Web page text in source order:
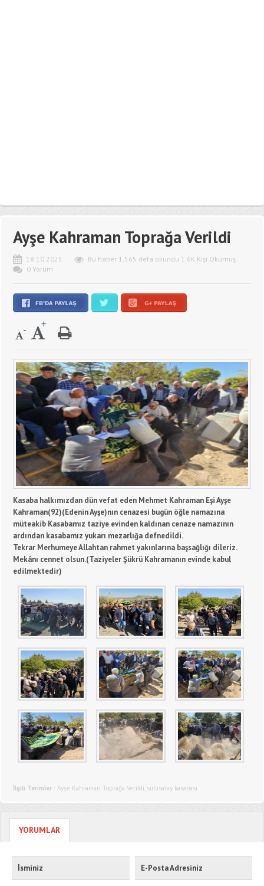
Ayşe Kahraman Toprağa Verildi
18.10.2025
Bu haber 1.565 defa okundu 1.6K Kişi Okumuş
0 Yorum
Kasaba halkımızdan dün vefat eden Mehmet Kahraman Eşi Ayşe
Kahraman(92)(Edenin Ayşe)nın cenazesi bugün öğle namazına
müteakib Kasabamız taziye evinden kaldınan cenaze namazının
ardından kasabamız yukarı mezarlığa defnedildi.
Tekrar Merhumeye Allahtan rahmet yakınlarına başsağlığı dileriz.
Mekânı cennet olsun.(Taziyeler Şükrü Kahramanın evinde kabul
edilmektedir)
İlgili Terimler : Ayşe Kahraman Toprağa Verildi, sulusaray kasabası
YORUMLAR
İsminiz E-Posta Adresiniz